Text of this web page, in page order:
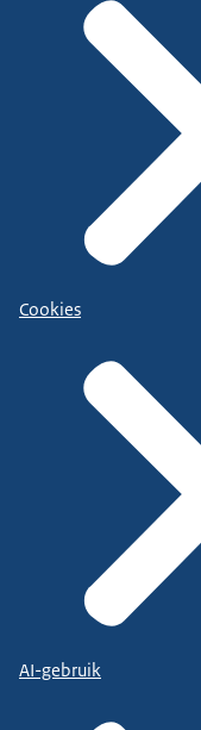
Cookies
AI-gebruik